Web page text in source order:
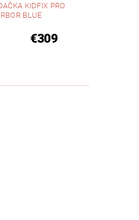
KIDFIX PRO
BLUE
€309